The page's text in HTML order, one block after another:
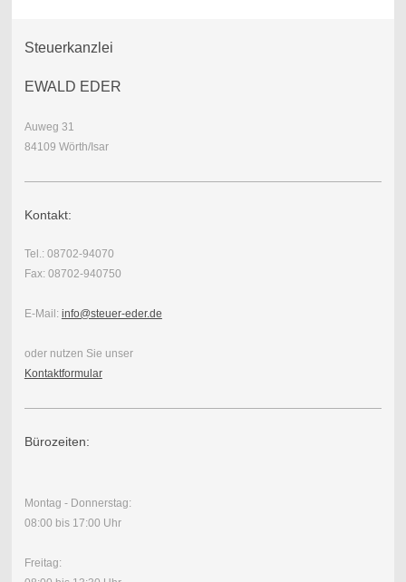
Steuerkanzlei
EWALD EDER
Auweg 31
84109 Wörth/Isar
Kontakt:
Tel.: 08702-94070
Fax: 08702-940750
E-Mail: info@steuer-eder.de
oder nutzen Sie unser
Kontaktformular
Bürozeiten:
Montag - Donnerstag:
08:00 bis 17:00 Uhr
Freitag: